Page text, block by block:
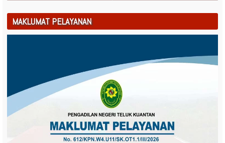
MAKLUMAT PELAYANAN